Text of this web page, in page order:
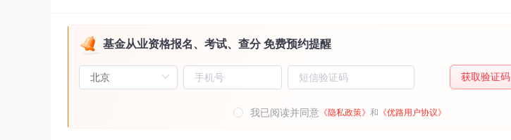
基金从业资格报名、考试、查分 免费预约提醒
获取验证码
我已阅读并同意 《隐私政策》 和 《优路用户协议》